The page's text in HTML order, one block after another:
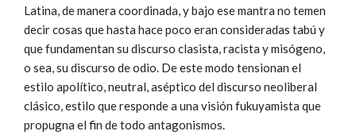
Latina, de manera coordinada, y bajo ese mantra no temen
decir cosas que hasta hace poco eran consideradas tabú y
que fundamentan su discurso clasista, racista y misógeno,
o sea, su discurso de odio. De este modo tensionan el
estilo apolítico, neutral, aséptico del discurso neoliberal
clásico, estilo que responde a una visión fukuyamista que
propugna el fin de todo antagonismos.